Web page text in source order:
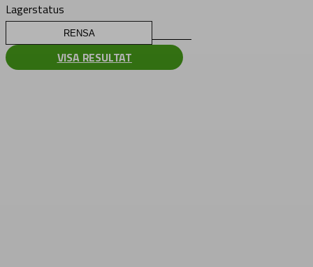
Lagerstatus
RENSA
VISA RESULTAT